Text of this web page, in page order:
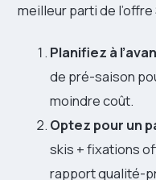
meilleur parti de
Planifiez à
de pré-saison
moindre coût.
Optez pour un
skis + fixations
rapport qualité-